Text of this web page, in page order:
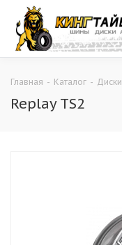
Главная - Каталог - Диски
Replay TS2